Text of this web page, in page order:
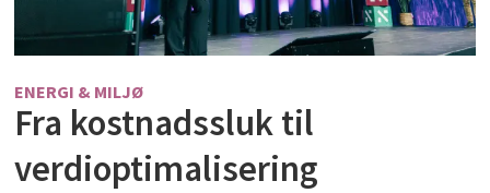
ENERGI & MILJØ
Fra kostnadssluk til
verdioptimalisering